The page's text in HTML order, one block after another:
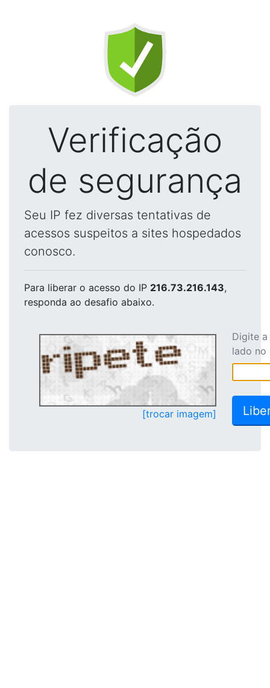
Verificação
de segurança
Seu IP fez diversas tentativas de
acessos suspeitos a sites hospedados
conosco.
Para liberar o acesso do IP 216.73.216.143,
responda ao desafio abaixo.
[trocar imagem]
Digite
lado no